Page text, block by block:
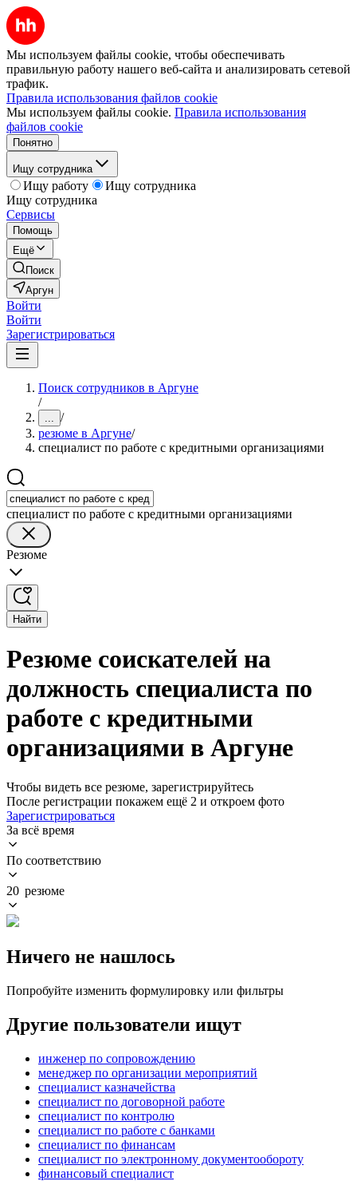
Мы используем файлы cookie, чтобы обеспечивать
правильную работу нашего веб-сайта и анализировать сетевой
трафик.
Правила использования файлов cookie
Мы используем файлы cookie. Правила использования
файлов cookie
Понятно
Ищу сотрудника
Ищу работу
Ищу сотрудника
Ищу сотрудника
Сервисы
Помощь
Ещё
Поиск
Аргун
Войти
Войти
Зарегистрироваться
Поиск сотрудников в Аргуне
/
... /
резюме в Аргуне/
специалист по работе с кредитными организациями
специалист по работе с кредитными организациями
Резюме
Найти
Резюме соискателей на
должность специалиста по
работе с кредитными
организациями в Аргуне
Чтобы видеть все резюме, зарегистрируйтесь
После регистрации покажем ещё 2 и откроем фото
Зарегистрироваться
За всё время
По соответствию
20 резюме
Ничего не нашлось
Попробуйте изменить формулировку или фильтры
Другие пользователи ищут
инженер по сопровождению
менеджер по организации мероприятий
специалист казначейства
специалист по договорной работе
специалист по контролю
специалист по работе с банками
специалист по финансам
специалист по электронному документообороту
финансовый специалист